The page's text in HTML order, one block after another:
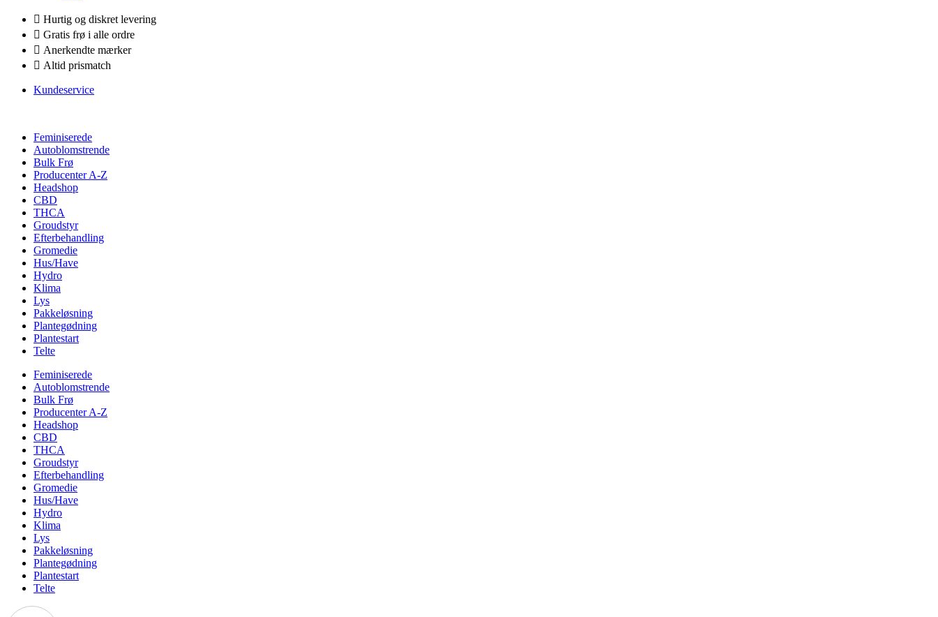
Hurtig og diskret levering
Gratis frø i alle ordre
Anerkendte mærker
Altid prismatch
Kundeservice
Feminiserede
Autoblomstrende
Bulk Frø
Producenter A-Z
Headshop
CBD
THCA
Groudstyr
Efterbehandling
Gromedie
Hus/Have
Hydro
Klima
Lys
Pakkeløsning
Plantegødning
Plantestart
Telte
Feminiserede
Autoblomstrende
Bulk Frø
Producenter A-Z
Headshop
CBD
THCA
Groudstyr
Efterbehandling
Gromedie
Hus/Have
Hydro
Klima
Lys
Pakkeløsning
Plantegødning
Plantestart
Telte